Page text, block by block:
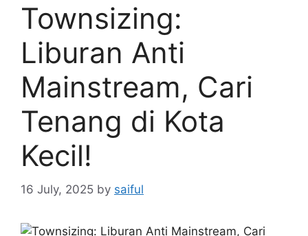
Townsizing:
Liburan Anti
Mainstream, Cari
Tenang di Kota
Kecil!
16 July, 2025 by saiful